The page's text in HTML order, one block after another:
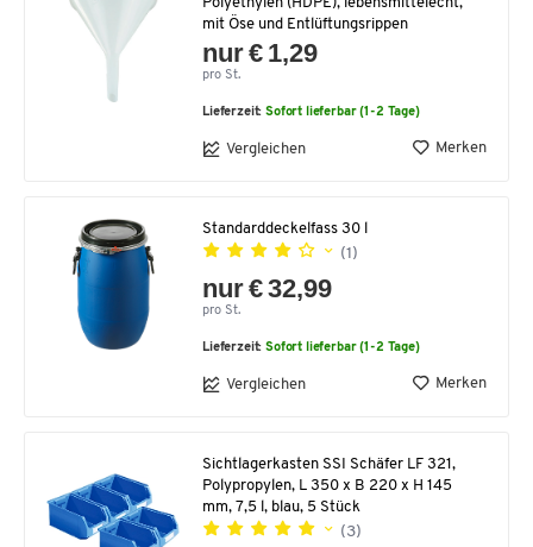
Polyethylen (HDPE), lebensmittelecht,
mit Öse und Entlüftungsrippen
nur € 1,29
pro St.
Lieferzeit:Sofort lieferbar (1-2 Tage)
Vergleichen Merken
Standarddeckelfass 30 l
(1)
nur € 32,99
pro St.
Lieferzeit:Sofort lieferbar (1-2 Tage)
Vergleichen Merken
Sichtlagerkasten SSI Schäfer LF 321,
Polypropylen, L 350 x B 220 x H 145
mm, 7,5 l, blau, 5 Stück
(3)